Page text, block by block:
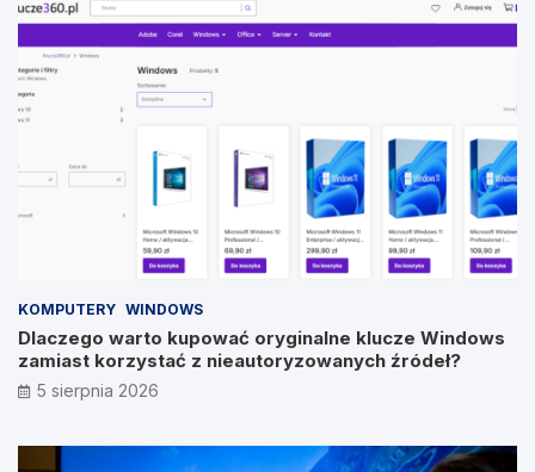
KOMPUTERY WINDOWS
Dlaczego warto kupować oryginalne klucze Windows
zamiast korzystać z nieautoryzowanych źródeł?
5 sierpnia 2026